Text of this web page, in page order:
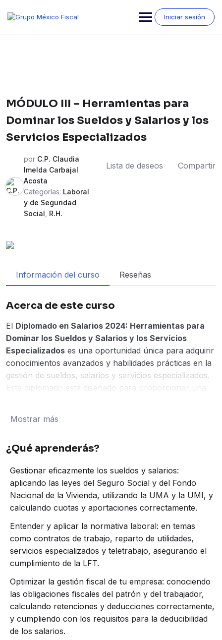
contenido
Iniciar sesión
MÓDULO III – Herramientas para
Dominar los Sueldos y Salarios y los
Servicios Especializados
por C.P. Claudia
Imelda Carbajal
Acosta
Categorías: Laboral
y de Seguridad
Social R.H.
Lista de deseos Compartir
Información del curso Reseñas
Acerca de este curso
El Diplomado en Salarios 2024: Herramientas para
Dominar los Sueldos y Salarios y los Servicios
Especializados es una oportunidad única para adquirir
conocimientos avanzados y habilidades prácticas en la
gestión de sueldos, salarios y servicios especializados.
Este diplomado está diseñado para proporcionar una
empresas en la actualidad.
Módulo I: Régimen de Seguridad Social
Módulo III: Régimen Fiscal
Cada módulo se impartirá en sesiones en vivo,
facilitadas por reconocidos expertos en sus respectivas
áreas, quienes te guiarán a través de estudios de casos
prácticos y te ofrecerán las herramientas necesarias
para aplicar lo aprendido en tu entorno profesional
Mostrar más
¿Qué aprenderás?
Gestionar eficazmente los sueldos y salarios:
aplicando las leyes del Seguro Social y del Fondo
Nacional de la Vivienda, utilizando la UMA y la UMI, y
calculando cuotas y aportaciones correctamente.
Entender y aplicar la normativa laboral: en temas
como contratos de trabajo, reparto de utilidades,
servicios especializados y teletrabajo, asegurando el
cumplimiento de la LFT.
Optimizar la gestión fiscal de tu empresa: conociendo
las obligaciones fiscales del patrón y del trabajador,
calculando retenciones y deducciones correctamente,
y cumpliendo con los requisitos para la deducibilidad
de los salarios.